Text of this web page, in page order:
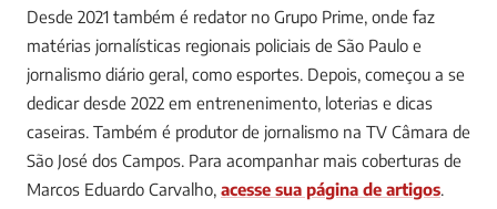
Desde 2021 também é redator no Grupo Prime, onde faz
matérias jornalísticas regionais policiais de São Paulo e
jornalismo diário geral, como esportes. Depois, começou a se
dedicar desde 2022 em entrenenimento, loterias e dicas
caseiras. Também é produtor de jornalismo na TV Câmara de
São José dos Campos. Para acompanhar mais coberturas de
Marcos Eduardo Carvalho, acesse sua página de artigos.